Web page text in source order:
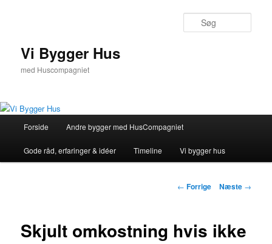
Vi Bygger Hus
med Huscompagniet
Forside Andre bygger med HusCompagniet
Gode råd, erfaringer & idéer Timeline Vi bygger hus
Indlægsnavigation
← Forrige Næste →
Skjult omkostning hvis ikke